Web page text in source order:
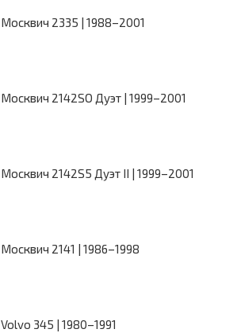
Москвич 2335 | 1988–2001
Москвич 2142SO Дуэт | 1999–2001
Москвич 2142S5 Дуэт II | 1999–2001
Москвич 2141 | 1986–1998
Volvo 345 | 1980–1991